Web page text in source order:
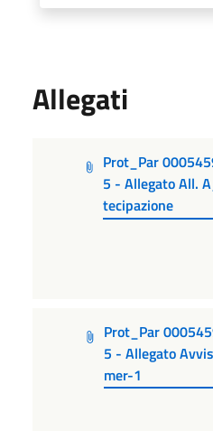
Allegati
Prot_Par
5 - Allegato All.
tecipazione
Prot_Par
5 - Allegato
mer-1